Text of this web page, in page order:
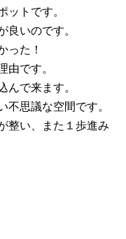
ットです。
良いのです。
った！
由です。
んで来ます。
思議な空間です。
整い、また１歩進み